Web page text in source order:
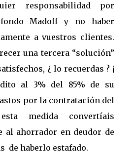
responsabilidad por
Madoff y no haber
a vuestros clientes.
una tercera “solución”
¿ lo recuerdas ? ¡
al 3% del 85% de su
por la contratación del
medida convertíais
al ahorrador en deudor de
de haberlo estafado.